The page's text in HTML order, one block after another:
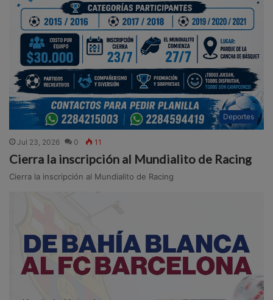
Deportes
Jul 23, 2026 0 11
Cierra la inscripción al Mundialito de Racing
Cierra la inscripción al Mundialito de Racing